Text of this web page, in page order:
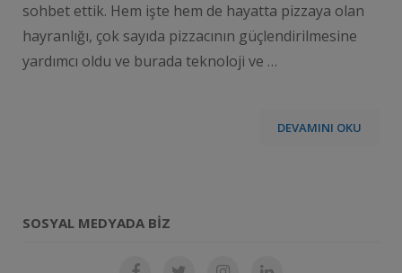
sohbet ettik. Hem işte hem de hayatta pizzaya olan
hayranlığı, çok sayıda pizzacının güçlendirilmesine
yardımcı oldu ve burada teknoloji ve …
DEVAMINI OKU
SOSYAL MEDYADA BIZ